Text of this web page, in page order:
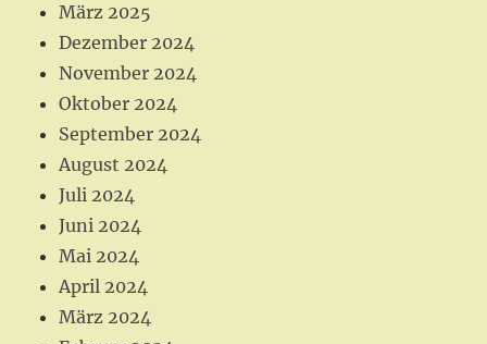
März 2025
Dezember 2024
November 2024
Oktober 2024
September 2024
August 2024
Juli 2024
Juni 2024
Mai 2024
April 2024
März 2024